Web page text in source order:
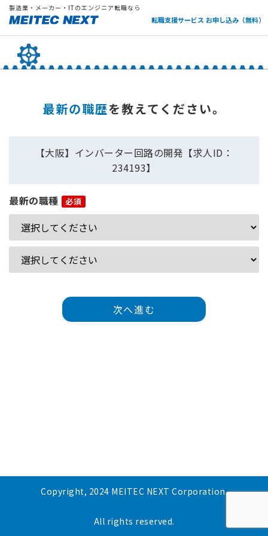
製造業・メーカー・ITのエンジニア転職なら
転職支援サービス お申し込み（無料）
最新の職歴を教えてください。
【大阪】インバーター回路の開発【求人ID：
234193】
最新の職種
次へ進む
Copyright, 2024 MEITEC NEXT Corporation.
All rights reserved.